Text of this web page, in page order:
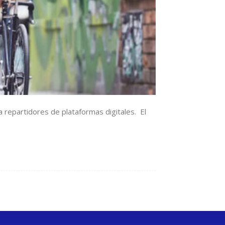
repartidores de plataformas digitales. El